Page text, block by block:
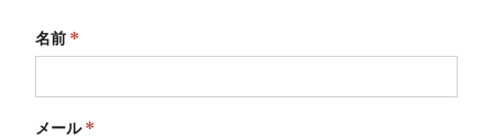
名前 *
メール*